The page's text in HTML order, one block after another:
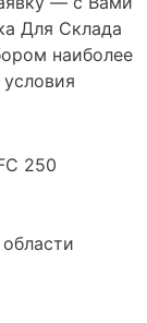
Для Склада
наиболее
250